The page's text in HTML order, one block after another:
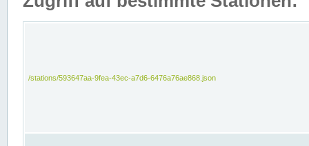
/stations/593647aa-9fea-43ec-a7d6-6476a76ae868.json